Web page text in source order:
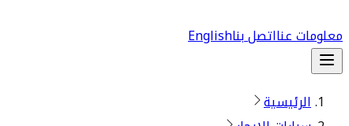
معلومات عنااتصل بناEnglish
الرئيسية